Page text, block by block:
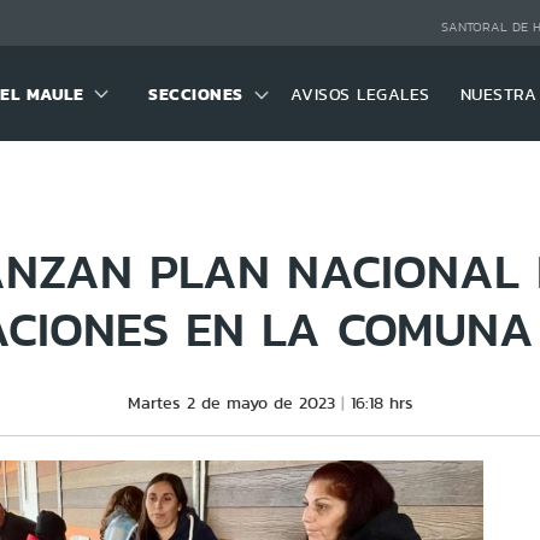
SANTORAL DE
MAULE SECCIONES AVISOS LEGALES
PLAN NACIONAL
EN LA
Martes 2 de mayo de 2023 16:18 hrs